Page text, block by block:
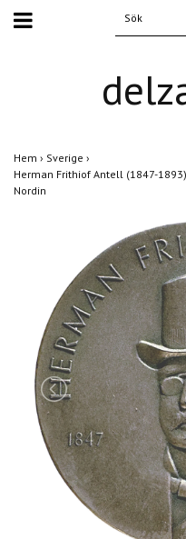
Hem › Sverige ›
Herman Frithiof Antell (1847-
Nordin